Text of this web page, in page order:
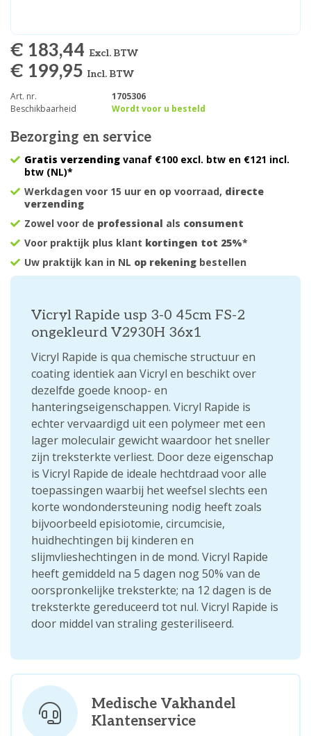
€ 183,44 Excl. BTW
€ 199,95 Incl. BTW
Art. nr.
1705306
Beschikbaarheid
Wordt voor u besteld
Bezorging en service
Gratis verzending vanaf €100 excl. btw en €121 incl.
btw (NL)*
Werkdagen voor 15 uur en op voorraad, directe
verzending
Zowel voor de professional als consument
Voor praktijk plus klant kortingen tot 25%*
Uw praktijk kan in NL op rekening bestellen
Vicryl Rapide usp 3-0 45cm FS-2
ongekleurd V2930H 36x1
Vicryl Rapide is qua chemische structuur en
coating identiek aan Vicryl en beschikt over
dezelfde goede knoop- en
hanteringseigenschappen. Vicryl Rapide is
echter vervaardigd uit een polymeer met een
lager moleculair gewicht waardoor het sneller
zijn treksterkte verliest. Door deze eigenschap
is Vicryl Rapide de ideale hechtdraad voor alle
toepassingen waarbij het weefsel slechts een
korte wondondersteuning nodig heeft zoals
bijvoorbeeld episiotomie, circumcisie,
huidhechtingen bij kinderen en
slijmvlieshechtingen in de mond. Vicryl Rapide
heeft gemiddeld na 5 dagen nog 50% van de
oorspronkelijke treksterkte; na 12 dagen is de
treksterkte gereduceerd tot nul. Vicryl Rapide is
door middel van straling gesteriliseerd.
Medische Vakhandel
Klantenservice